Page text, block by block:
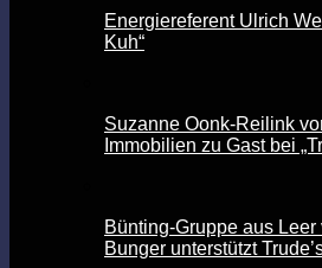
Energiereferent Ulrich
Kuh“
Suzanne Oonk-Reilink
Immobilien zu Gast bei
Bünting-Gruppe aus
Bunger unterstützt